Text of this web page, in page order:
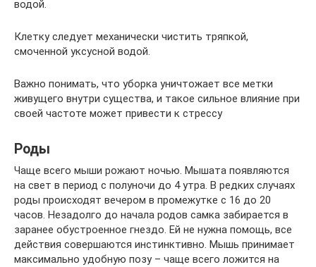
водой.
Клетку следует механически чистить тряпкой,
смоченной уксусной водой.
Важно понимать, что уборка уничтожает все метки
живущего внутри существа, и такое сильное влияние при
своей частоте может привести к стрессу
Роды
Чаще всего мыши рожают ночью. Мышата появляются
на свет в период с полуночи до 4 утра. В редких случаях
роды происходят вечером в промежутке с 16 до 20
часов. Незадолго до начала родов самка забирается в
заранее обустроенное гнездо. Ей не нужна помощь, все
действия совершаются инстинктивно. Мышь принимает
максимально удобную позу – чаще всего ложится на